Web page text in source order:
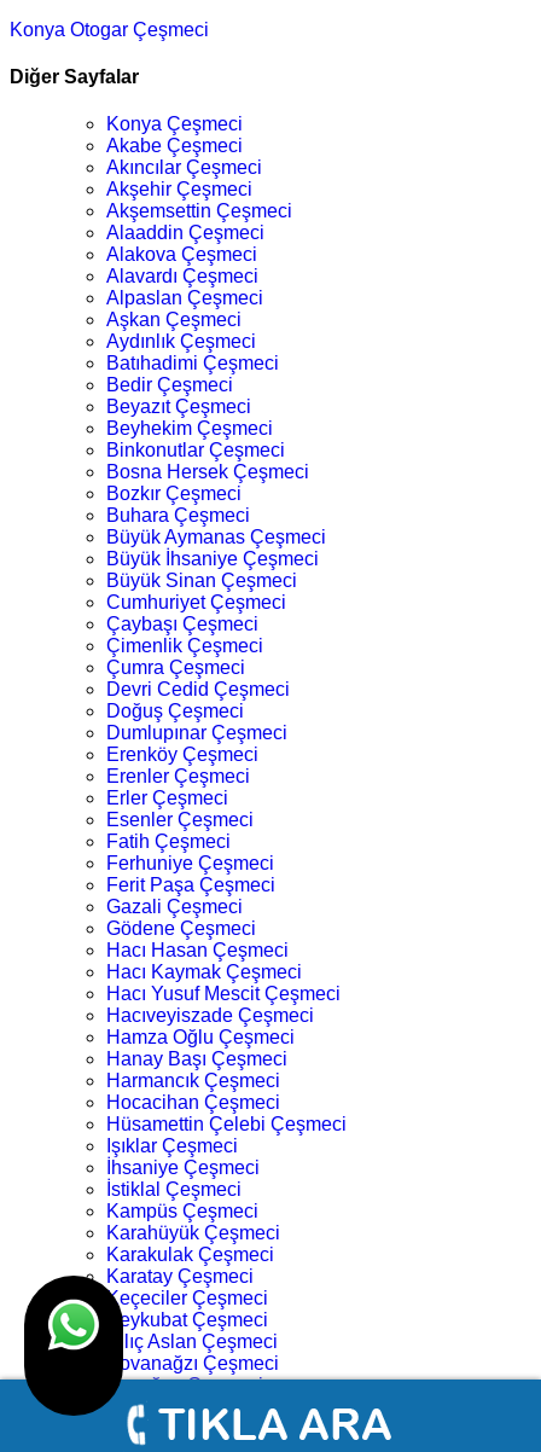
Konya Otogar Çeşmeci
Diğer Sayfalar
Konya Çeşmeci
Akabe Çeşmeci
Akıncılar Çeşmeci
Akşehir Çeşmeci
Akşemsettin Çeşmeci
Alaaddin Çeşmeci
Alakova Çeşmeci
Alavardı Çeşmeci
Alpaslan Çeşmeci
Aşkan Çeşmeci
Aydınlık Çeşmeci
Batıhadimi Çeşmeci
Bedir Çeşmeci
Beyazıt Çeşmeci
Beyhekim Çeşmeci
Binkonutlar Çeşmeci
Bosna Hersek Çeşmeci
Bozkır Çeşmeci
Buhara Çeşmeci
Büyük Aymanas Çeşmeci
Büyük İhsaniye Çeşmeci
Büyük Sinan Çeşmeci
Cumhuriyet Çeşmeci
Çaybaşı Çeşmeci
Çimenlik Çeşmeci
Çumra Çeşmeci
Devri Cedid Çeşmeci
Doğuş Çeşmeci
Dumlupınar Çeşmeci
Erenköy Çeşmeci
Erenler Çeşmeci
Erler Çeşmeci
Esenler Çeşmeci
Fatih Çeşmeci
Ferhuniye Çeşmeci
Ferit Paşa Çeşmeci
Gazali Çeşmeci
Gödene Çeşmeci
Hacı Hasan Çeşmeci
Hacı Kaymak Çeşmeci
Hacı Yusuf Mescit Çeşmeci
Hacıveyiszade Çeşmeci
Hamza Oğlu Çeşmeci
Hanay Başı Çeşmeci
Harmancık Çeşmeci
Hocacihan Çeşmeci
Hüsamettin Çelebi Çeşmeci
Işıklar Çeşmeci
İhsaniye Çeşmeci
İstiklal Çeşmeci
Kampüs Çeşmeci
Karahüyük Çeşmeci
Karakulak Çeşmeci
Karatay Çeşmeci
Keçeciler Çeşmeci
Keykubat Çeşmeci
Kılıç Aslan Çeşmeci
Kovanağzı Çeşmeci
Kozağaç Çeşmeci
Köprü Başı Çeşmeci
Köyceğiz Çeşmeci